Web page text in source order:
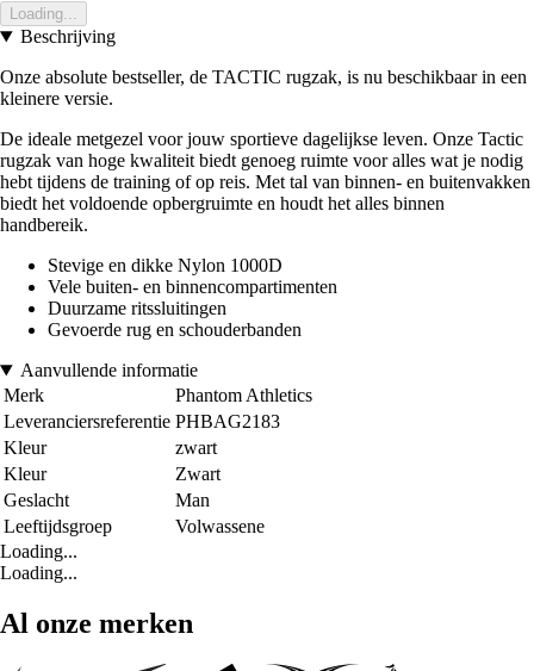
Loading...
Beschrijving
Onze absolute bestseller, de TACTIC rugzak, is nu beschikbaar in een
kleinere versie.
De ideale metgezel voor jouw sportieve dagelijkse leven. Onze Tactic
rugzak van hoge kwaliteit biedt genoeg ruimte voor alles wat je nodig
hebt tijdens de training of op reis. Met tal van binnen- en buitenvakken
biedt het voldoende opbergruimte en houdt het alles binnen
handbereik.
Stevige en dikke Nylon 1000D
Vele buiten- en binnencompartimenten
Duurzame ritssluitingen
Gevoerde rug en schouderbanden
Aanvullende informatie
Merk
Phantom Athletics
Leveranciersreferentie PHBAG2183
Kleur
zwart
Kleur
Zwart
Geslacht
Man
Leeftijdsgroep
Volwassene
Loading...
Loading...
Al onze merken